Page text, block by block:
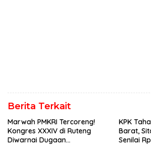
Berita Terkait
Marwah PMKRI Tercoreng!
Kongres XXXIV di Ruteng
Diwarnai Dugaan
KPK
Barat,
Senilai